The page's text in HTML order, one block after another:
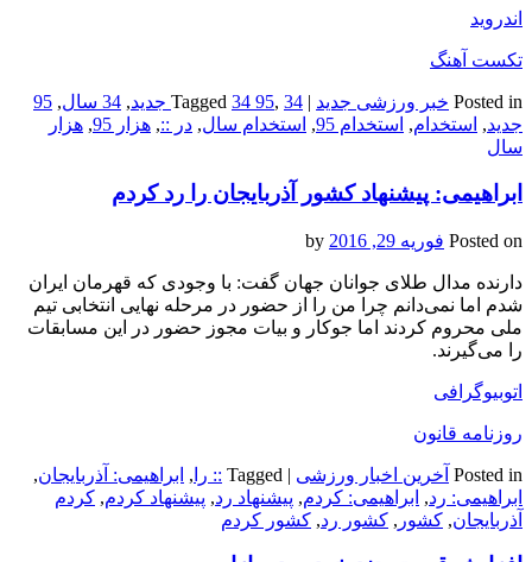
اندروید
تکست آهنگ
Posted in خبر ورزشی جدید |
Tagged 34 95, 34 جدید , 34 سال ,
95
جدید, استخدام, استخدام 95 , استخدام سال, در ::, هزار 95 , هزار
سال
ابراهیمی: پیشنهاد کشور آذربایجان را رد کردم
Posted on فوریه 29, 2016
دارنده مدال طلای جوانان جهان گفت: با وجودی که قهرمان ایران
شدم اما نمی‌دانم چرا من را از حضور در مرحله نهایی انتخابی تیم
ملی محروم کردند اما جوکار و بیات مجوز حضور در این مسابقات
را می‌گیرند.
اتوبیوگرافی
روزنامه قانون
Posted in آخرین اخبار ورزشی |
Tagged :: را , ابراهیمی: آذربایجان,
ابراهیمی: رد, ابراهیمی: کردم, پیشنهاد رد, پیشنهاد کردم, کردم
آذربایجان, کشور , کشور رد, کشور کردم